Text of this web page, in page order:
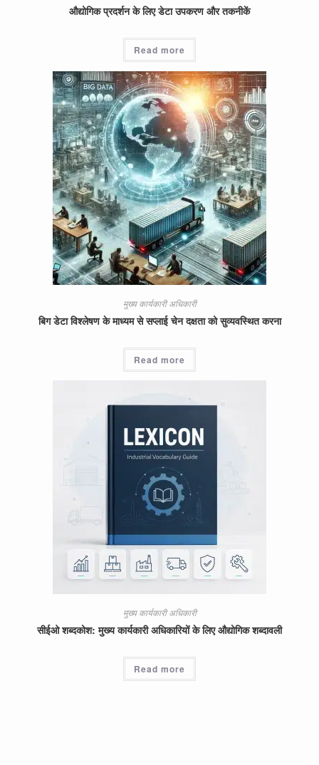
औद्योगिक प्रदर्शन के लिए डेटा उपकरण और तकनीकें
Read more
मुख्य कार्यकारी अधिकारी
बिग डेटा विश्लेषण के माध्यम से सप्लाई चेन दक्षता को सुव्यवस्थित करना
Read more
मुख्य कार्यकारी अधिकारी
सीईओ शब्दकोश: मुख्य कार्यकारी अधिकारियों के लिए औद्योगिक शब्दावली
Read more